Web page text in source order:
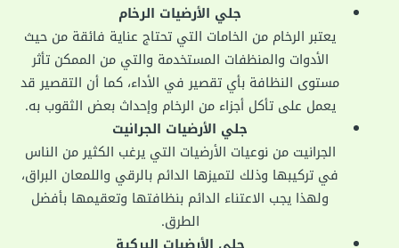
جلي الأرضيات الرخام
يعتبر الرخام من الخامات التي تحتاج عناية فائقة من حيث
الأدوات والمنظفات المستخدمة والتي من الممكن تأثر
مستوى النظافة بأي تقصير في الأداء، كما أن التقصير قد
يعمل على تأكل أجزاء من الرخام وإحداث بعض الثقوب به.
جلي الأرضيات الجرانيت
الجرانيت من نوعيات الأرضيات التي يرغب الكثير من الناس
في تركيبها وذلك لتميزها الدائم بالرقي واللمعان البراق،
ولهذا يجب الاعتناء الدائم بنظافتها وتعقيمها بأفضل
الطرق.